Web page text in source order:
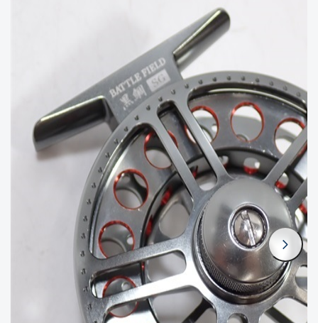
イシグロ西春店
イシグロカインズモール彦根店
イシグロ中川かの里店
イシグロ静岡中吉田店
イシグロ名東引山店
イシグロ豊田店
イシグロ豊橋向山店
イシグロ岐阜店
イシグロ高林店
イシグロ西尾店
イシグロ三河安城店
使用感や傷はあるが全体的に
綺麗な良品
使用感や傷のある一般的な中
古品
C-
かなり使用感があり、全体的
に目立つ傷が多い品
D
著しく状態が悪いが使用はで
きるもの、改造品も含む
※ルアー、エギ、雑品、その他につきましては